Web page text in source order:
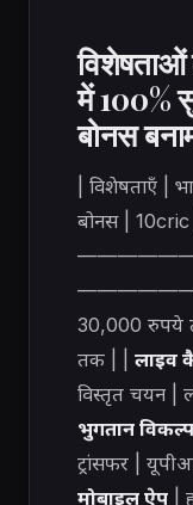
विशेषताओं
में 100%
बोनस
| विशेषताएँ |
बोनस |
30,000 रुपये
तक | | लाइव
विस्तृत चयन |
भुगतान विकल्प
ट्रांसफर |
मोबाइल ऐप |